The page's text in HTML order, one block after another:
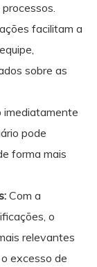
facilitam a
sobre as
imediatamente
pode
forma mais
Com a
o
relevantes
excesso de